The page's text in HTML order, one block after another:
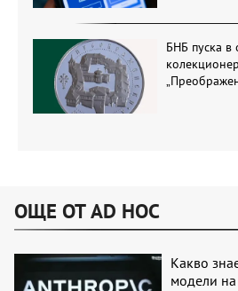
БНБ пуска в
ОЩЕ ОТ AD HOC
Какво
модели